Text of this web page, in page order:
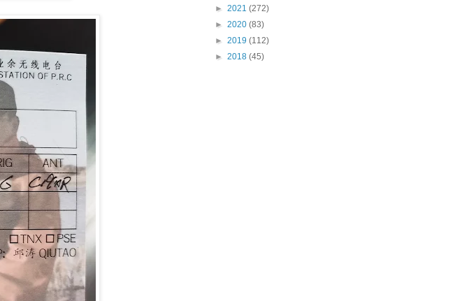
► 2021 (272)
► 2020 (83)
► 2019 (112)
► 2018 (45)